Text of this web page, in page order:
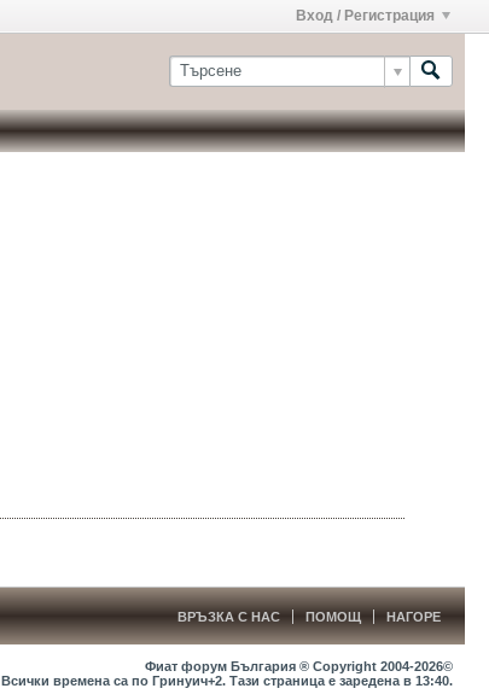
Вход / Регистрация
ВРЪЗКА С НАС ПОМОЩ НАГОРЕ
Фиат форум България ® Copyright 2004-2026©
Всички времена са по Гринуич+2. Тази страница е заредена в 13:40.